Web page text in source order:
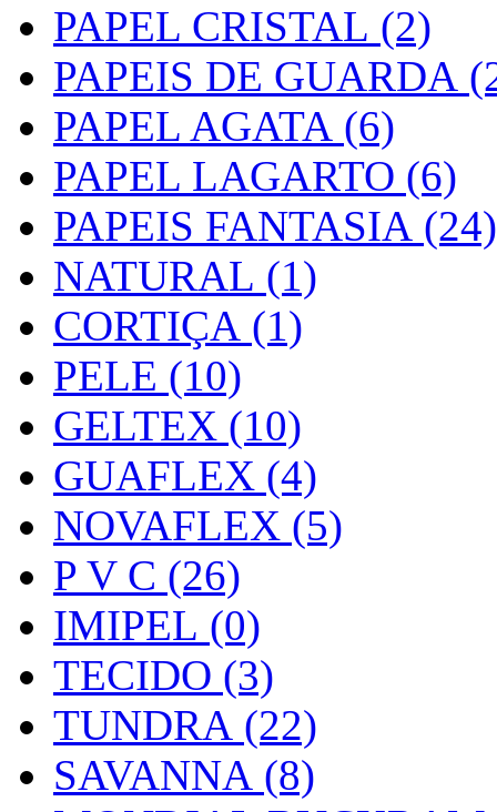
PAPEL CRISTAL (2)
PAPEIS DE GUARDA
PAPEL AGATA (6)
PAPEL LAGARTO (6)
PAPEIS FANTASIA (24)
NATURAL (1)
CORTIÇA (1)
PELE (10)
GELTEX (10)
GUAFLEX (4)
NOVAFLEX (5)
P V C (26)
IMIPEL (0)
TECIDO (3)
TUNDRA (22)
SAVANNA (8)